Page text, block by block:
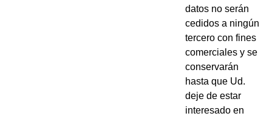
datos no serán
cedidos a ningún
tercero con fines
comerciales y se
conservarán
hasta que Ud.
deje de estar
interesado en